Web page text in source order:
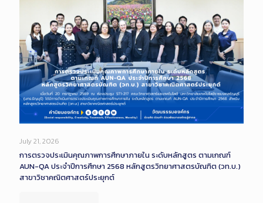
July 21, 2026
การตรวจประเมินคุณภาพการศึกษาภายใน ระดับหลักสูตร ตามเกณฑ์
AUN-QA ประจำปีการศึกษา 2568 หลักสูตรวิทยาศาสตรบัณฑิต (วท.บ.)
สาขาวิชาคณิตศาสตร์ประยุกต์